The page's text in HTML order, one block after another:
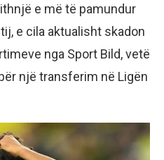
e më të pamundur
e cila aktualisht skadon
nga Sport Bild, vetë
një transferim në Ligën